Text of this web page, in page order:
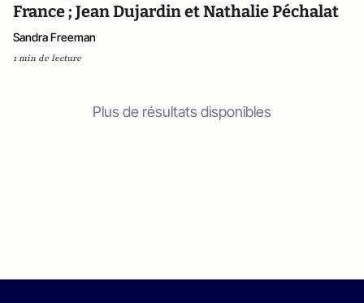
France ; Jean Dujardin et Nathalie Péchalat
Sandra Freeman
1 min de lecture
Plus de résultats disponibles